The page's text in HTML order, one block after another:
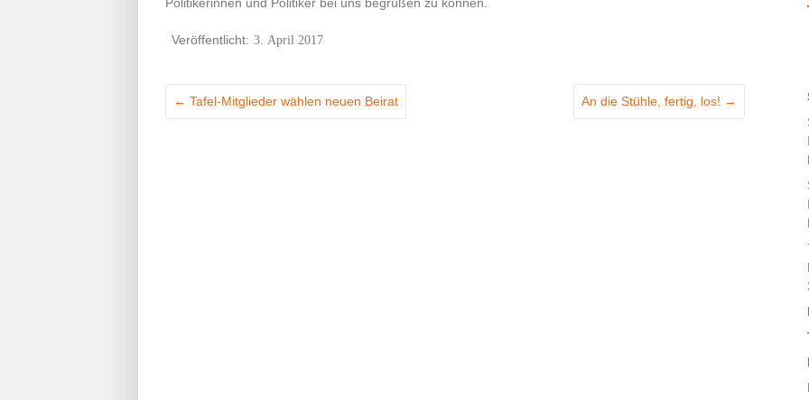
3. April 2017
← Tafel-Mitglieder wählen neuen Beirat An die Stühle, fertig, los! →